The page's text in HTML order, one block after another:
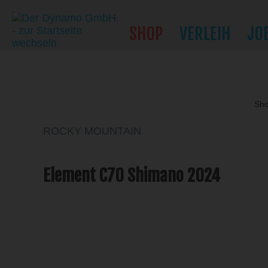
SHOP VERLEIH
ROCKY MOUNTAIN
Element C70 Shimano 2024